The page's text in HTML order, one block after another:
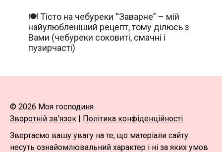
🍽️ Тісто на чебуреки “Заварне” – мій
найулюбленіший рецепт, тому ділюсь з
Вами (чебуреки соковиті, смачні і
пузирчасті)
© 2026 Моя господиня
Зворотній зв’язок | Політика конфіденційності
Звертаємо вашу увагу на те, що матеріали сайту
несуть ознайомлювальний характер і ні за яких умов